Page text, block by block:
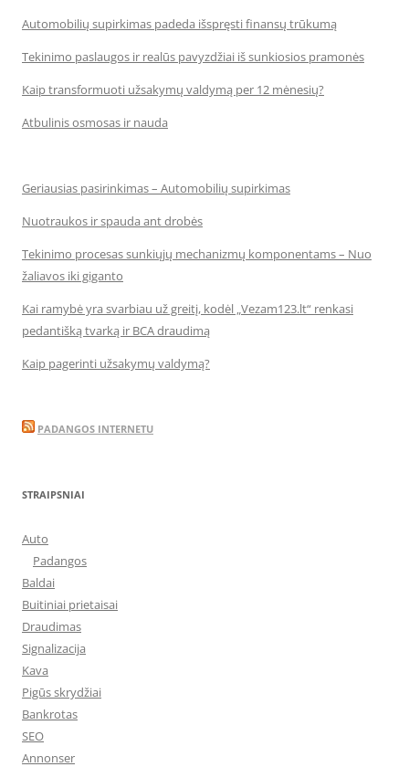
Automobilių supirkimas padeda išspręsti finansų trūkumą
Tekinimo paslaugos ir realūs pavyzdžiai iš sunkiosios pramonės
Kaip transformuoti užsakymų valdymą per 12 mėnesių?
Atbulinis osmosas ir nauda
Geriausias pasirinkimas – Automobilių supirkimas
Nuotraukos ir spauda ant drobės
Tekinimo procesas sunkiųjų mechanizmų komponentams – Nuo
žaliavos iki giganto
Kai ramybė yra svarbiau už greitį, kodėl „Vezam123.lt“ renkasi
pedantišką tvarką ir BCA draudimą
Kaip pagerinti užsakymų valdymą?
PADANGOS INTERNETU
STRAIPSNIAI
Auto
Padangos
Baldai
Buitiniai prietaisai
Draudimas
Signalizacija
Kava
Pigūs skrydžiai
Bankrotas
SEO
Annonser